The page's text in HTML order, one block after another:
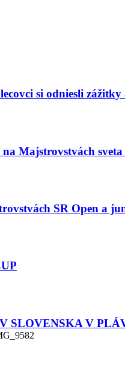
si odniesli
Majstrovstvách
SR Open a
SLOVENSKA V